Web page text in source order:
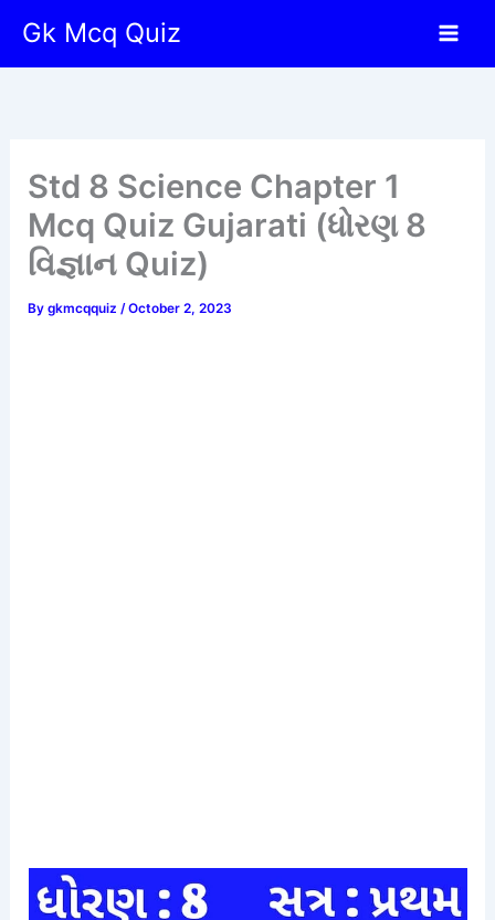
content
Gk Mcq Quiz
Std 8 Science Chapter 1
Mcq Quiz Gujarati (ધોરણ 8
વિજ્ઞાન Quiz)
Bygkmcqquiz/October 2, 2023